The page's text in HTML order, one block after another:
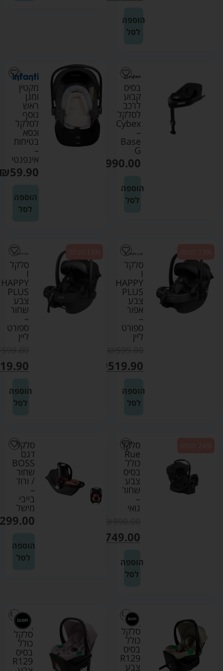
הוספה
לסל
בסיס
קבוע
לרכב
לסלקל
Cybex
–
Base
G
990.00
הוספה
לסל
מקטין
ומגן
ראש
נוסף
לסלקל
וכסא
בטיחות
–
אינפנטי
59.90
הוספה
לסל
סלקל
I
HAPPY
PLUS
צבע
אפור
–
ספורט
ליין
₪599.00
₪519.90
הוספה
לסל
סלקל
I
HAPPY
PLUS
צבע
שחור
–
ספורט
ליין
599.00
הוספה
לסל
סלקל
Rue
כולל
בסיס
צבע
שחור
–
גואי
₪990.00
749.00
הוספה
לסל
סלקל
דגם
BOSS
שחור
/ ורוד
–
בייבי
מישל
הוספה
לסל
סלקל
כולל
בסיס
R129
צבע
סלקל
כולל
בסיס
R129